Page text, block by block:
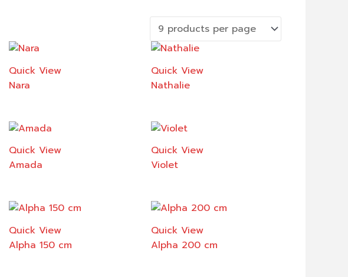
Quick View
Nara
Quick View
Nathalie
Quick View
Amada
Quick View
Violet
Quick View
Alpha 150 cm
Quick View
Alpha 200 cm